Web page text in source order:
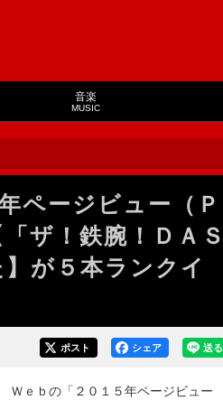
音楽
MUSIC
ページビュー（Ｐ
ザ！鉄腕！ＤＡＳ
が５本ランクイ
送る
シェア
ポスト
ｅｂの「２０１５年ページビュー